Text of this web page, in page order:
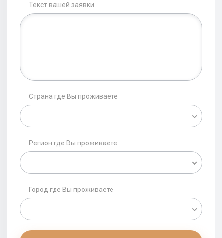
Текст вашей заявки
Страна где Вы проживаете
Регион где Вы проживаете
Город где Вы проживаете